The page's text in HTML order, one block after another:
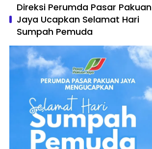
Direksi Perumda Pasar Pakuan
Jaya Ucapkan Selamat Hari
Sumpah Pemuda